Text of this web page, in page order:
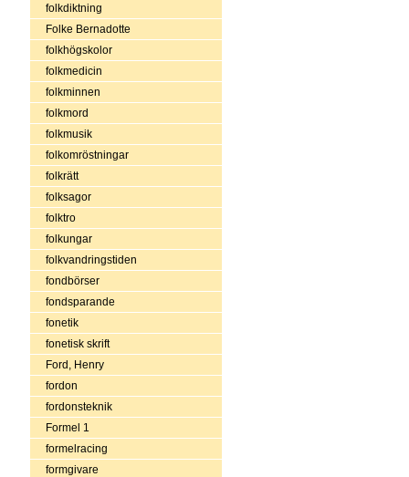
folkdiktning
Folke Bernadotte
folkhögskolor
folkmedicin
folkminnen
folkmord
folkmusik
folkomröstningar
folkrätt
folksagor
folktro
folkungar
folkvandringstiden
fondbörser
fondsparande
fonetik
fonetisk skrift
Ford, Henry
fordon
fordonsteknik
Formel 1
formelracing
formgivare